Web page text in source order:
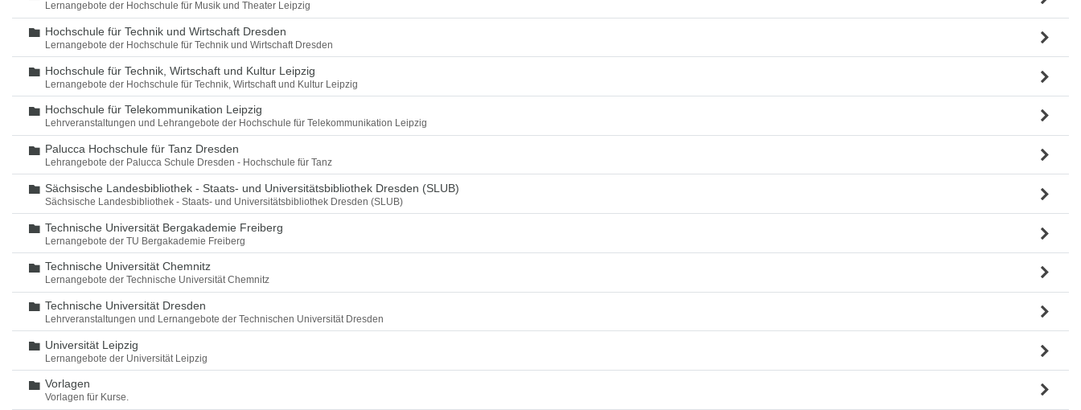
Lernangebote der Hochschule für Musik und Theater Leipzig
Ordner
Hochschule für Technik und Wirtschaft Dresden
Lernangebote der Hochschule für Technik und Wirtschaft Dresden
Ordner
Hochschule für Technik, Wirtschaft und Kultur Leipzig
Lernangebote der Hochschule für Technik, Wirtschaft und Kultur Leipzig
Ordner
Hochschule für Telekommunikation Leipzig
Lehrveranstaltungen und Lehrangebote der Hochschule für Telekommunikation Leipzig
Ordner
Palucca Hochschule für Tanz Dresden
Lehrangebote der Palucca Schule Dresden - Hochschule für Tanz
Ordner
Sächsische Landesbibliothek - Staats- und Universitätsbibliothek Dresden (SLUB)
Sächsische Landesbibliothek - Staats- und Universitätsbibliothek Dresden (SLUB)
Ordner
Technische Universität Bergakademie Freiberg
Lernangebote der TU Bergakademie Freiberg
Ordner
Technische Universität Chemnitz
Lernangebote der Technische Universität Chemnitz
Ordner
Technische Universität Dresden
Lehrveranstaltungen und Lernangebote der Technischen Universität Dresden
Ordner
Universität Leipzig
Lernangebote der Universität Leipzig
Ordner
Vorlagen
Vorlagen für Kurse.